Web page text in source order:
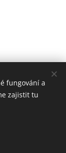
a terapeutka
fungování a
zajistit tu